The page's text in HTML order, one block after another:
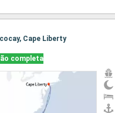
Cape Liberty
completa